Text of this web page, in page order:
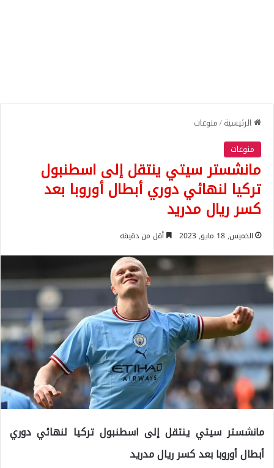
الرئيسية/منوعات
منوعات
مانشستر سيتي ينتقل إلى اسطنبول
تركيا لنهائي دوري أبطال أوروبا بعد
كسر ريال مدريد
الخميس, 18 مايو, 2023 أقل من دقيقة
مانشستر سيتي ينتقل إلى اسطنبول تركيا لنهائي دوري
أبطال أوروبا بعد كسر ريال مدريد